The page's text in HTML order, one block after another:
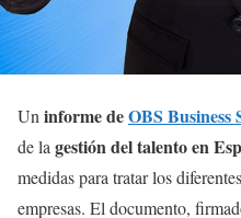
Un informe deOBS Business
de la gestión del talento en
medidas para tratar los
empresas. El documento,